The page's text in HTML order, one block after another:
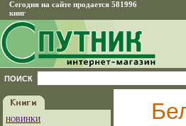
Сегодня на сайте продается 581996
книг
ПОИСК
НОВИНКИ